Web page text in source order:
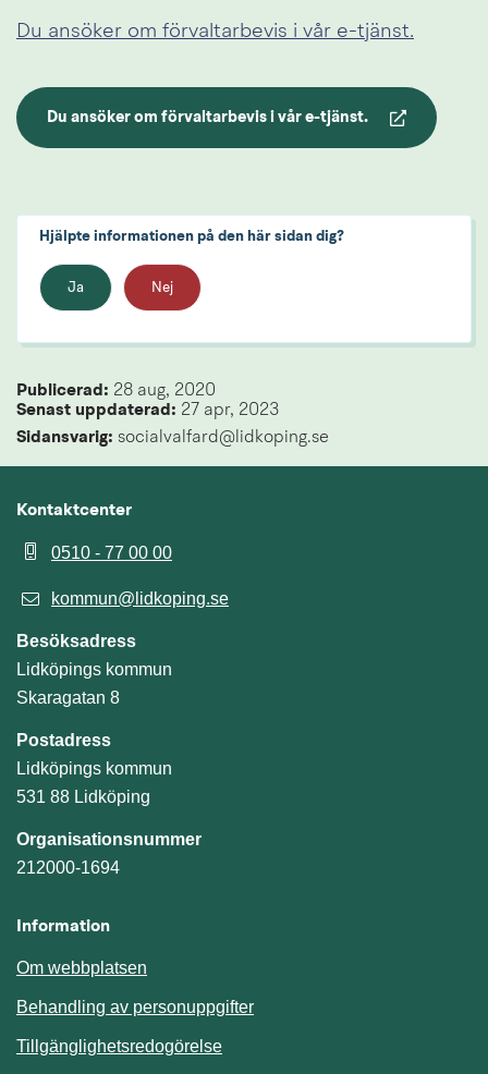
Du ansöker om förvaltarbevis i vår e-tjänst.
Du ansöker om förvaltarbevis i vår e-tjänst.
Länk till annan webbplats.
Hjälpte informationen på den här sidan dig?
Ja Nej
Publicerad: 28 aug, 2020
Senast uppdaterad: 27 apr, 2023
Sidansvarig: socialvalfard@lidkoping.se
Kontaktcenter
0510 - 77 00 00
kommun@lidkoping.se
Besöksadress
Lidköpings kommun
Skaragatan 8
Postadress
Lidköpings kommun
531 88 Lidköping
Organisationsnummer
212000-1694
Information
Om webbplatsen
Behandling av personuppgifter
Tillgänglighetsredogörelse